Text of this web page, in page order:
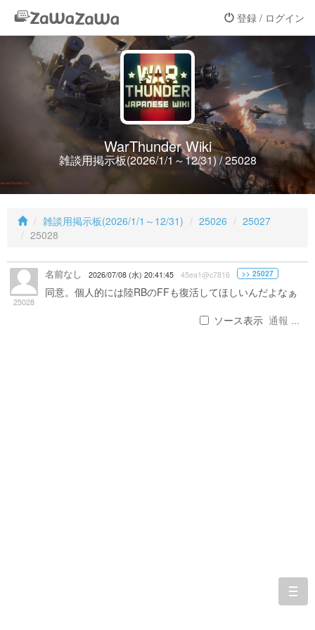
登録 / ログイン
WarThunder Wiki
雑談用掲示板(2026/1/1～12/31) / 25028
雑談用掲示板(2026/1/1～12/31) 25026
25027
25028
25028
名前なし 2026/07/08 (水) 20:41:45 45ea1@c7816 >> 25027
同意。個人的には陸RBのFFも復活してほしいんだよなぁ
ソース表示 通報 ...